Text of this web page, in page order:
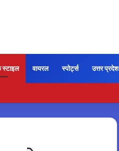
स्टाइल वायरल स्पोर्ट्स उत्तर प्रदेश
करोड़ के पार पहुंची कमाई…